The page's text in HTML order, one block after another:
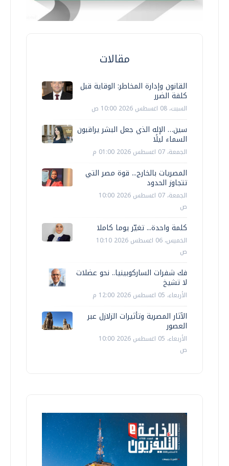
مقالات
القانون وإدارة المخاطر: الوقاية قبل
كلفة الضرر
السبت، 08 اغسطس 2026 10:00 ص
سين… الإله الذي جعل البشر يراقبون
السماء ليلًا
الجمعة، 07 اغسطس 2026 01:00 م
المصريات بالخارج... قوة مصر التي
تتجاوز الحدود
الجمعة، 07 اغسطس 2026 10:00
ص
كلمة واحدة... تغيّر يوما كاملا
الخميس، 06 اغسطس 2026 10:10
ص
فك شفرات الساركوبينيا.. نحو عضلات
لا تشيخ
الأربعاء، 05 اغسطس 2026 12:00 م
الآثار المصرية وتأثيرات الزلازل عبر
العصور
الأربعاء، 05 اغسطس 2026 10:00
ص